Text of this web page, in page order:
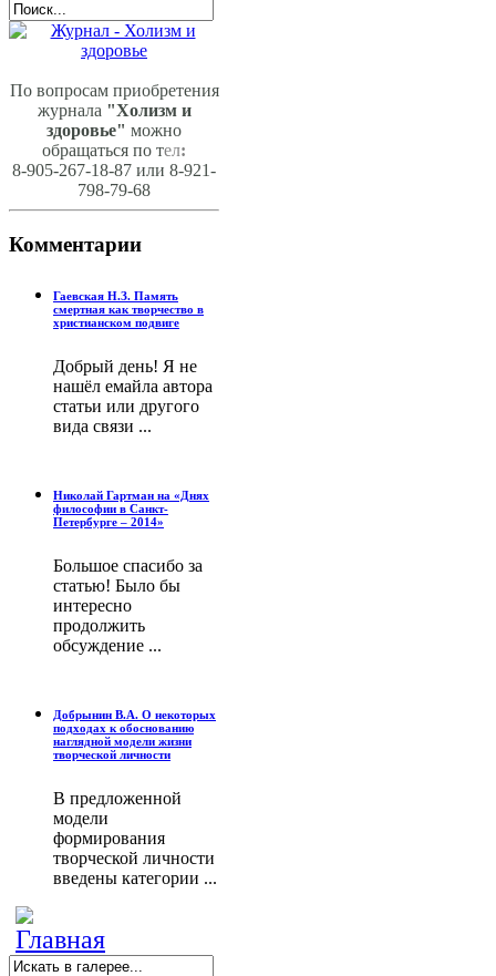
По вопросам приобретения
журнала "Холизм и
здоровье" можно
обращаться по тел:
8-905-267-18-87 или 8-921-
798-79-68
Комментарии
Гаевская Н.З. Память
смертная как творчество в
христианском подвиге
Добрый день! Я не
нашёл емайла автора
статьи или другого
вида связи ...
Николай Гартман на «Днях
философии в Санкт-
Петербурге – 2014»
Большое спасибо за
статью! Было бы
интересно
продолжить
обсуждение ...
Добрынин В.А. О некоторых
подходах к обоснованию
наглядной модели жизни
творческой личности
В предложенной
модели
формирования
творческой личности
введены категории ...